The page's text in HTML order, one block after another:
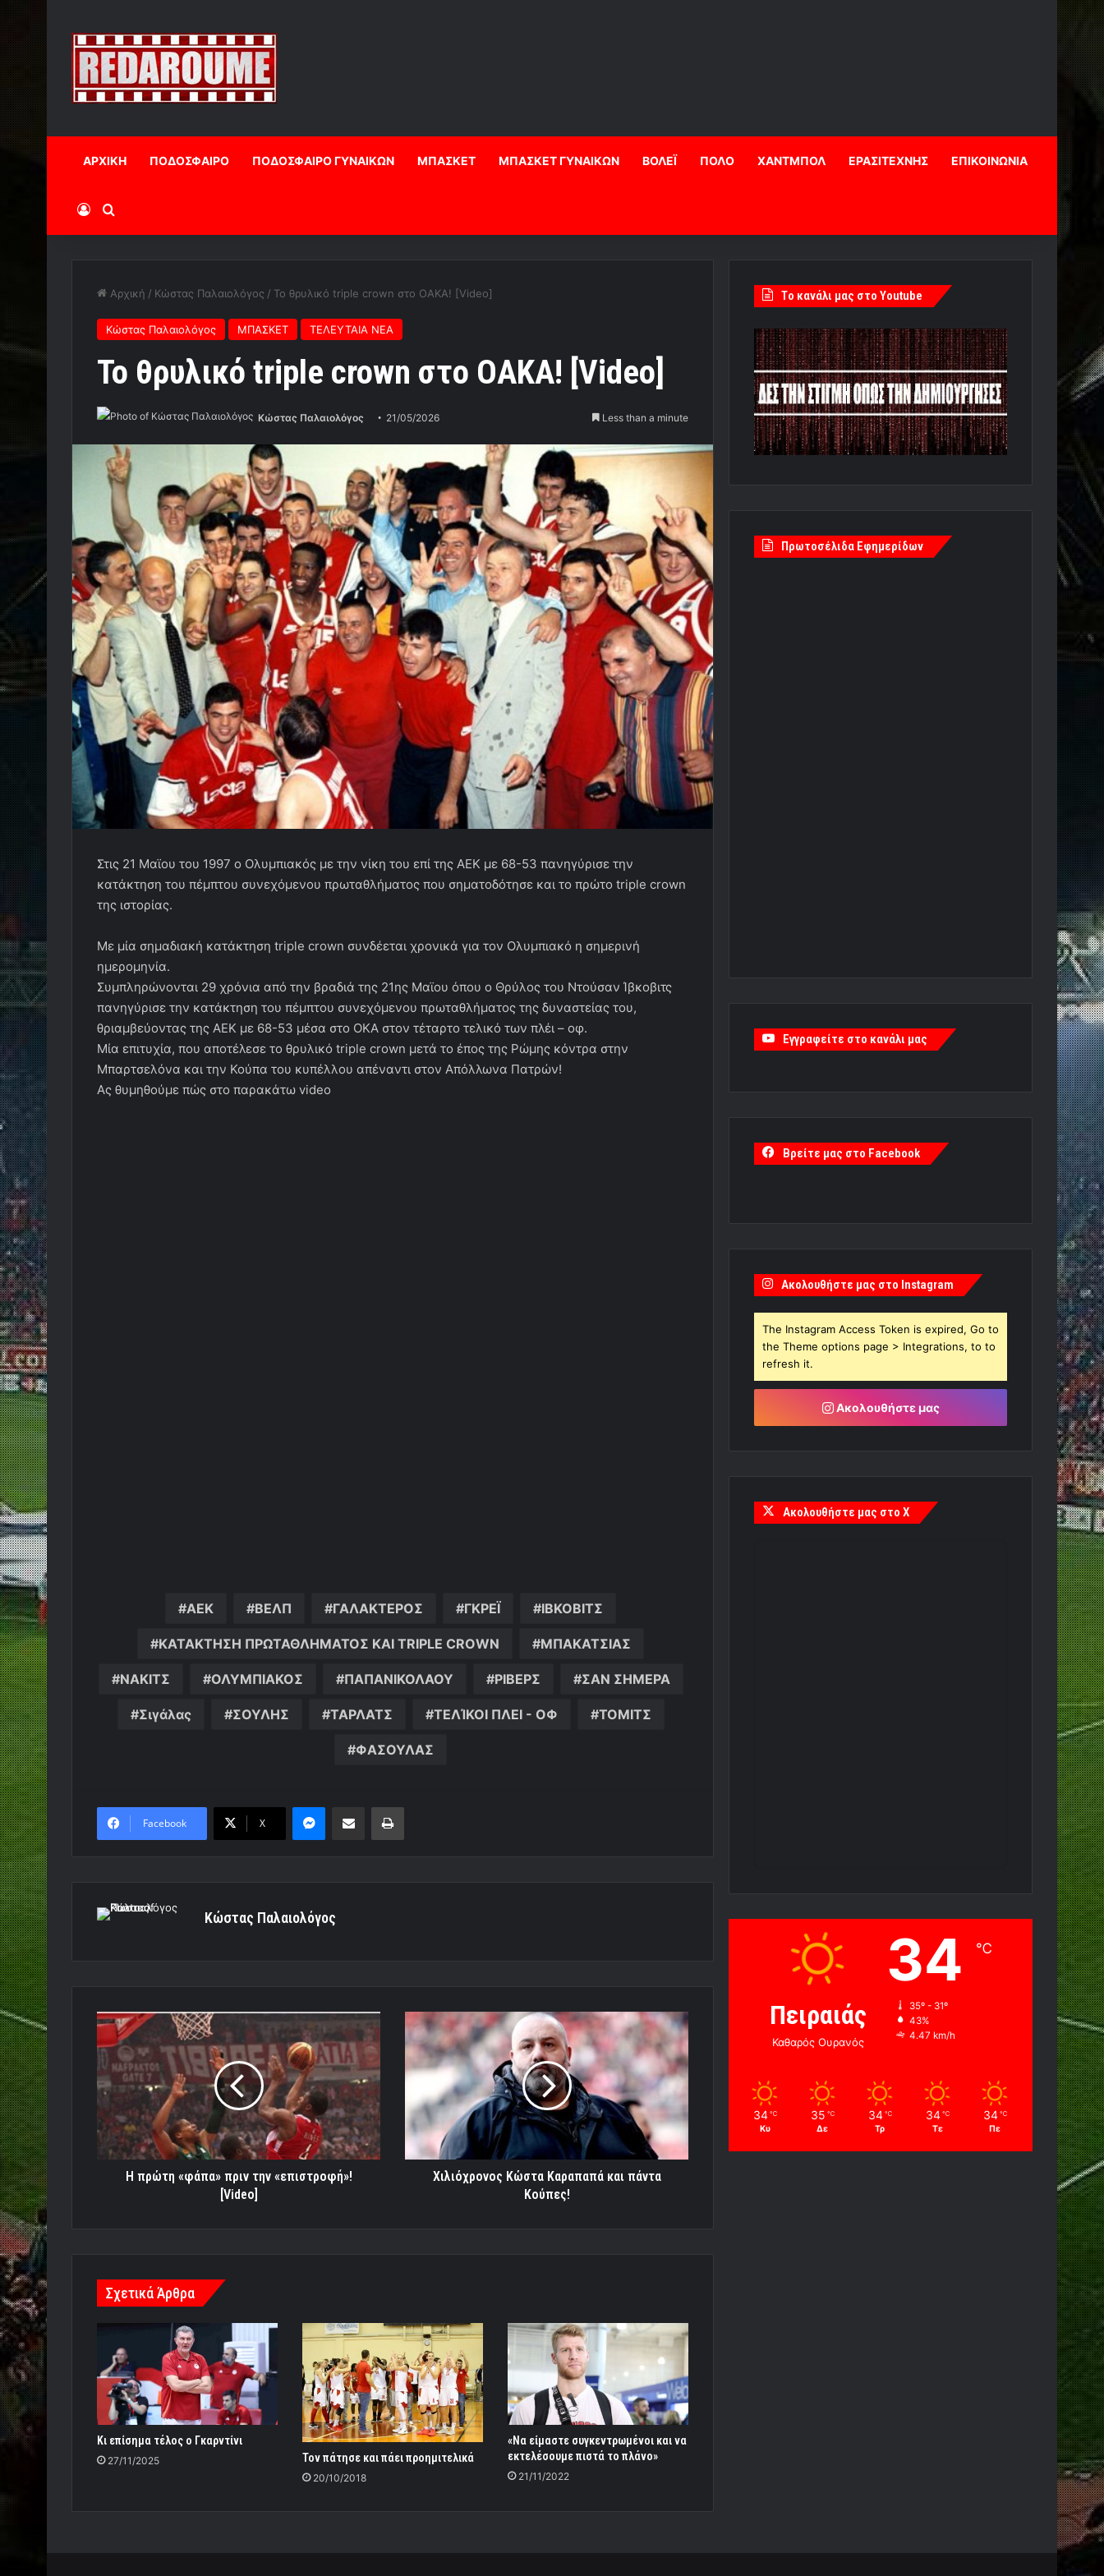
ΑΡΧΙΚΗ ΠΟΔΟΣΦΑΙΡΟ ΠΟΔΟΣΦΑΙΡΟ ΓΥΝΑΙΚΩΝ ΜΠΑΣΚΕΤ ΜΠΑΣΚΕΤ ΓΥΝΑΙΚΩΝ ΒΟΛΕΪ ΠΟΛΟ ΧΑΝΤΜΠΟΛ ΕΡΑΣΙΤΕΧΝΗΣ ΕΠΙΚΟΙΝΩΝΙΑ
Log InΑναζήτηση
Αρχική / Κώστας Παλαιολόγος / To θρυλικό triple crown στο ΟΑΚΑ! [Video]
Κώστας Παλαιολόγος ΜΠΑΣΚΕΤ ΤΕΛΕΥΤΑΙΑ ΝΕΑ
To θρυλικό triple crown στο ΟΑΚΑ! [Video]
Κώστας Παλαιολόγος 21/05/2026 Less than a minute
Στις 21 Μαϊου του 1997 ο Ολυμπιακός με την νίκη του επί της ΑΕΚ με 68-53 πανηγύρισε την
κατάκτηση του πέμπτου συνεχόμενου πρωταθλήματος που σηματοδότησε και το πρώτο triple crown
της ιστορίας.
Με μία σημαδιακή κατάκτηση triple crown συνδέεται χρονικά για τον Ολυμπιακό η σημερινή
ημερομηνία.
Συμπληρώνονται 29 χρόνια από την βραδιά της 21ης Μαϊου όπου ο Θρύλος του Ντούσαν Ίβκοβιτς
πανηγύρισε την κατάκτηση του πέμπτου συνεχόμενου πρωταθλήματος της δυναστείας του,
θριαμβεύοντας της ΑΕΚ με 68-53 μέσα στο ΟΚΑ στον τέταρτο τελικό των πλέι – οφ.
Μία επιτυχία, που αποτέλεσε το θρυλικό triple crown μετά το έπος της Ρώμης κόντρα στην
Μπαρτσελόνα και την Κούπα του κυπέλλου απέναντι στον Απόλλωνα Πατρών!
Ας θυμηθούμε πώς στο παρακάτω video
ΑΕΚ ΒΕΛΠ ΓΑΛΑΚΤΕΡΟΣ ΓΚΡΕΪ ΙΒΚΟΒΙΤΣ
ΚΑΤΑΚΤΗΣΗ ΠΡΩΤΑΘΛΗΜΑΤΟΣ ΚΑΙ TRIPLE CROWN ΜΠΑΚΑΤΣΙΑΣ
ΝΑΚΙΤΣ ΟΛΥΜΠΙΑΚΟΣ ΠΑΠΑΝΙΚΟΛΑΟΥ ΡΙΒΕΡΣ ΣΑΝ ΣΗΜΕΡΑ
Σιγάλας ΣΟΥΛΗΣ ΤΑΡΛΑΤΣ ΤΕΛΊΚΟΙ ΠΛΕΙ - ΟΦ ΤΟΜΙΤΣ
ΦΑΣΟΥΛΑΣ
Facebook X
MessengerΚοινοποίηση μέσω ηλεκτρονικού ταχυδρομείουΕκτύπωση
Κώστας Παλαιολόγος
Η
πρώτη
«φάπα»
πριν
την
«επιστροφή»!
[Video]
Η πρώτη «φάπα» πριν την «επιστροφή»!
[Video]
Χιλιόχρονος
Κώστα
Καραπαπά
και
Κούπες!
Χιλιόχρονος Κώστα Καραπαπά και πάντα
Κούπες!
Σχετικά Άρθρα
Κι επίσημα τέλος ο Γκαρντίνι
27/11/2025 Τον πάτησε και πάει προημιτελικά
20/10/2018
«Να είμαστε συγκεντρωμένοι και να
εκτελέσουμε πιστά το πλάνο»
21/11/2022
Tο κανάλι μας στο Youtube
Πρωτοσέλιδα Εφημερίδων
Εγγραφείτε στο κανάλι μας
Βρείτε μας στο Facebook
Ακολουθήστε μας στο Instagram
The Instagram Access Token is expired, Go to
the Theme options page > Integrations, to to
refresh it.
Ακολουθήστε μας
Ακολουθήστε μας στο X
Πειραιάς
Καθαρός Ουρανός
34 ℃
35º - 31º
43%
4.47 km/h
34 ℃
Κυ
35 ℃
Δε
34 ℃
Τρ
34 ℃
Τε
34 ℃
Πε